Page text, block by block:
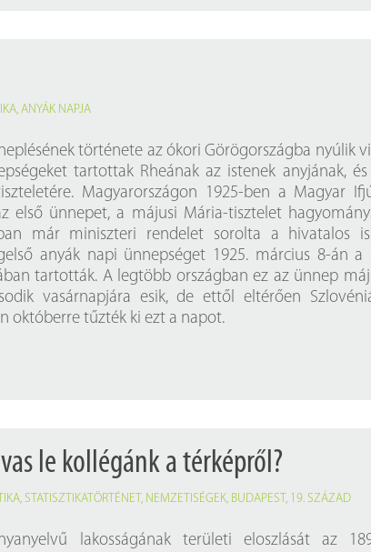
,ANYÁK NAPJA
története az ókori Görögországba nyúlik
tartottak Rheának az istenek anyjának,
Magyarországon 1925-ben a Magyar
első ünnepet, a májusi Mária-tisztelet
ban már miniszteri rendelet sorolta a hivatalos
anyák napi ünnepséget 1925. március 8-án a
tartották. A legtöbb országban ez az ünnep
vasárnapjára esik, de ettől eltérően
októberre tűzték ki ezt a napot.
le kollégánk a térképről?
,STATISZTIKATÖRTÉNET, NEMZETISÉGEK, BUDAPEST, 19. SZÁZAD
lakosságának területi eloszlását az